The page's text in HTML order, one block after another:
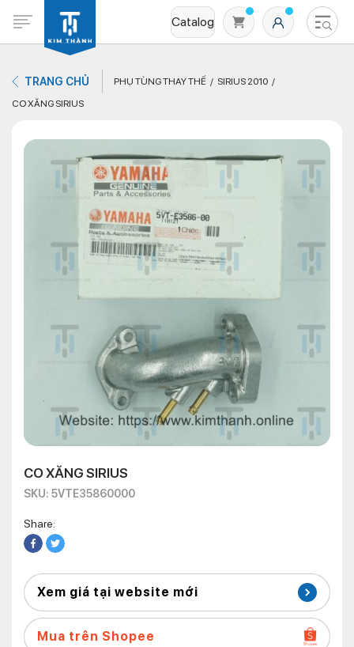
Catalog
Không có sản phẩm nào trong giỏ hàng
TRANG CHỦ PHỤ TÙNG THAY THẾ
SIRIUS 2010
CO XĂNG SIRIUS
CO XĂNG SIRIUS
SKU: 5VTE35860000
Share:
Xem giá tại website mới
Mua trên Shopee